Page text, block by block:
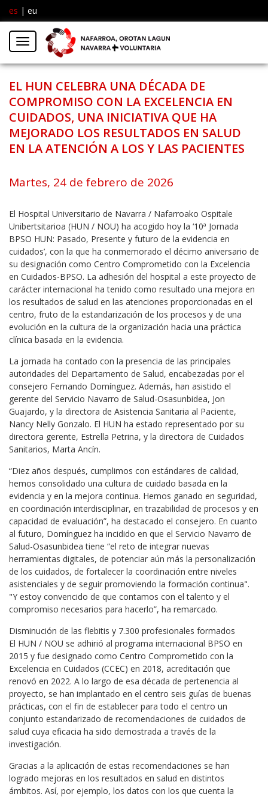
es | eu
Menú
EL HUN CELEBRA UNA DÉCADA DE
COMPROMISO CON LA EXCELENCIA EN
CUIDADOS, UNA INICIATIVA QUE HA
MEJORADO LOS RESULTADOS EN SALUD
EN LA ATENCIÓN A LOS Y LAS PACIENTES
Martes, 24 de febrero de 2026
El Hospital Universitario de Navarra / Nafarroako Ospitale
Unibertsitarioa (HUN / NOU) ha acogido hoy la ‘10ª Jornada
BPSO HUN: Pasado, Presente y futuro de la evidencia en
cuidados’, con la que ha conmemorado el décimo aniversario de
su designación como Centro Comprometido con la Excelencia
en Cuidados-BPSO. La adhesión del hospital a este proyecto de
carácter internacional ha tenido como resultado una mejora en
los resultados de salud en las atenciones proporcionadas en el
centro, fruto de la estandarización de los procesos y de una
evolución en la cultura de la organización hacia una práctica
clínica basada en la evidencia.
La jornada ha contado con la presencia de las principales
autoridades del Departamento de Salud, encabezadas por el
consejero Fernando Domínguez. Además, han asistido el
gerente del Servicio Navarro de Salud-Osasunbidea, Jon
Guajardo, y la directora de Asistencia Sanitaria al Paciente,
Nancy Nelly Gonzalo. El HUN ha estado representado por su
directora gerente, Estrella Petrina, y la directora de Cuidados
Sanitarios, Marta Ancín.
“Diez años después, cumplimos con estándares de calidad,
hemos consolidado una cultura de cuidado basada en la
evidencia y en la mejora continua. Hemos ganado en seguridad,
en coordinación interdisciplinar, en trazabilidad de procesos y en
capacidad de evaluación”, ha destacado el consejero. En cuanto
al futuro, Domínguez ha incidido en que el Servicio Navarro de
Salud-Osasunbidea tiene “el reto de integrar nuevas
herramientas digitales, de potenciar aún más la personalización
de los cuidados, de fortalecer la coordinación entre niveles
asistenciales y de seguir promoviendo la formación continua".
"Y estoy convencido de que contamos con el talento y el
compromiso necesarios para hacerlo”, ha remarcado.
Disminución de las flebitis y 7.300 profesionales formados
El HUN / NOU se adhirió al programa internacional BPSO en
2015 y fue designado como Centro Comprometido con la
Excelencia en Cuidados (CCEC) en 2018, acreditación que
renovó en 2022. A lo largo de esa década de pertenencia al
proyecto, se han implantado en el centro seis guías de buenas
prácticas, con el fin de establecer para todo el centro un
conjunto estandarizado de recomendaciones de cuidados de
salud cuya eficacia ha sido demostrada a través de la
investigación.
Gracias a la aplicación de estas recomendaciones se han
logrado mejoras en los resultados en salud en distintos
ámbitos. Así, por ejemplo, los datos con los que cuenta la